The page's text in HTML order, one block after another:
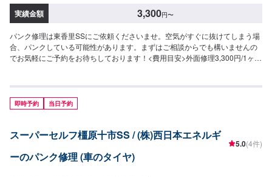
実績金額 3,300円〜
パンク修理は東香里SSにご依頼くださいませ。空気がすぐに抜けてしまう場
合、パンクしている可能性があります。まずはご相談からでも構いませんの
でお気軽にご予約をお待ちしております！<費用目安>外面修理3,300円/1ヶ所
即時予約 当日予約
スーパーセルフ橿原十市SS / (株)西日本エネルギ
ーのパンク修理 (車のタイヤ)
5.0(4件)